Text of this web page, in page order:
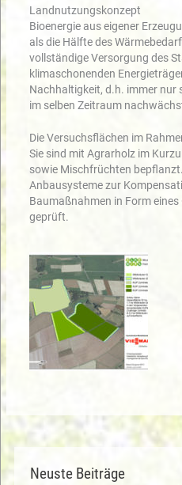
Landnutzungskonzept
Bioenergie aus eigener
als die Hälfte des
vollständige Versorgung des
klimaschonenden
Nachhaltigkeit, d.h. immer nur
im selben Zeitraum
Die Versuchsflächen im
Sie sind mit Agrarholz im
sowie Mischfrüchten
Anbausysteme zur
Baumaßnahmen in Form
geprüft.
Neuste Beiträge